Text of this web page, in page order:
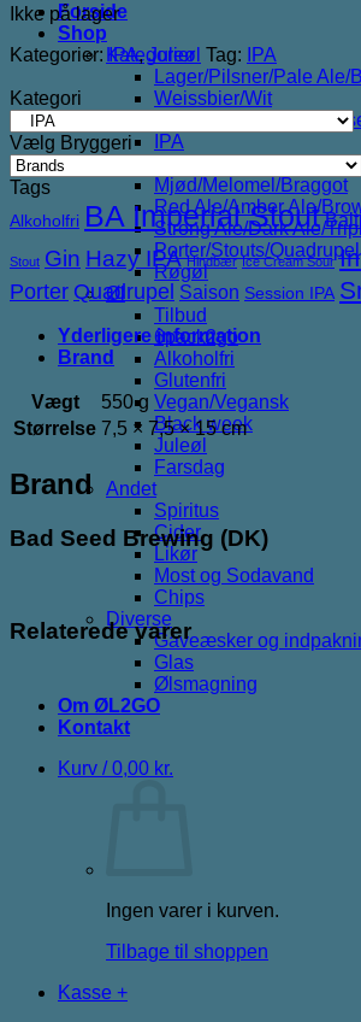
Forside
Shop
Kategorier
Lager/Pilsner/Pale Ale/
Weissbier/Wit
Saison/Farmhouse/
IPA
Syrligt/Vildtgæret/Sour/
Mjød/Melomel/Braggot
Red Ale/Amber Ale/
Strong Ale/Dark Ale/
Porter/Stouts/Quadrupel
Røgøl
Øl
Tilbud
6pack2go
Alkoholfri
Glutenfri
Vegan/Vegansk
Black week
Juleøl
Farsdag
Andet
Spiritus
Cider
Likør
Most og Sodavand
Chips
Diverse
Gaveæsker og
Glas
Ølsmagning
Om ØL2GO
Kontakt
Kurv /0,00 kr.
Ingen varer i kurven.
Tilbage til shoppen
Kasse +
Ikke på lager
Kategorier: IPA,Juleøl Tag: IPA
Kategori
Vælg Bryggeri
Tags
Alkoholfri BA Imperial Stout
Stout Gin Hazy IPA Hindbær Ice Cream Sour
Porter Quadrupel Saison Session IPA
Yderligere information
Brand
Vægt
550 g
Størrelse 7,5 × 7,5 × 15 cm
Brand
Bad Seed Brewing (DK)
Relaterede varer